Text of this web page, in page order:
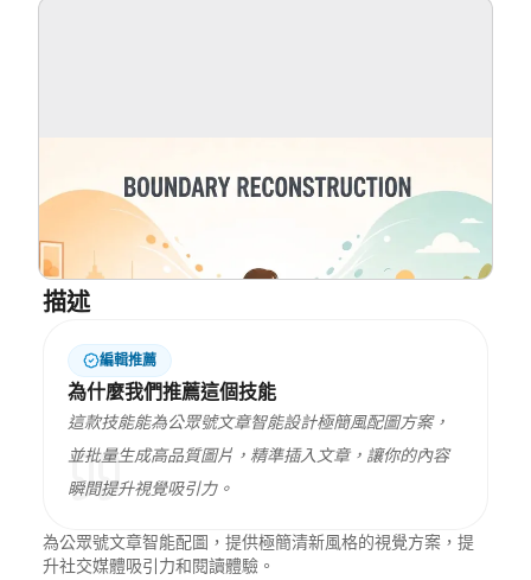
描述
編輯推薦
為什麼我們推薦這個技能
這款技能能為公眾號文章智能設計極簡風配圖方案，
並批量生成高品質圖片，精準插入文章，讓你的內容
瞬間提升視覺吸引力。
為公眾號文章智能配圖，提供極簡清新風格的視覺方案，提
升社交媒體吸引力和閱讀體驗。